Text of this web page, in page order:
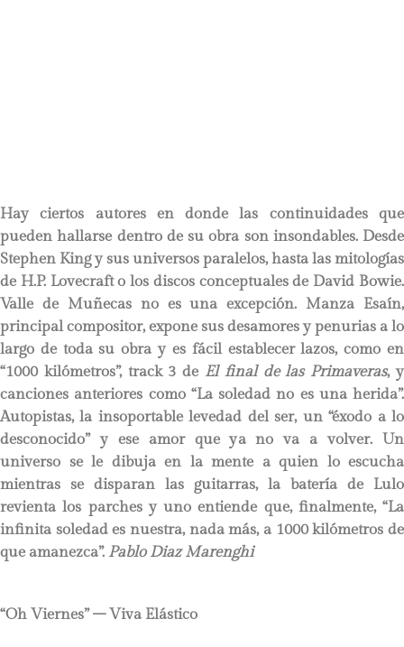
Hay ciertos autores en donde las continuidades que
pueden hallarse dentro de su obra son insondables. Desde
Stephen King y sus universos paralelos, hasta las mitologías
de H.P. Lovecraft o los discos conceptuales de David Bowie.
Valle de Muñecas no es una excepción. Manza Esaín,
principal compositor, expone sus desamores y penurias a lo
largo de toda su obra y es fácil establecer lazos, como en
“1000 kilómetros”, track 3 de El final de las Primaveras, y
canciones anteriores como “La soledad no es una herida”.
Autopistas, la insoportable levedad del ser, un “éxodo a lo
desconocido” y ese amor que ya no va a volver. Un
universo se le dibuja en la mente a quien lo escucha
mientras se disparan las guitarras, la batería de Lulo
revienta los parches y uno entiende que, finalmente, “La
infinita soledad es nuestra, nada más, a 1000 kilómetros de
que amanezca”. Pablo Diaz Marenghi
“Oh Viernes” – Viva Elástico